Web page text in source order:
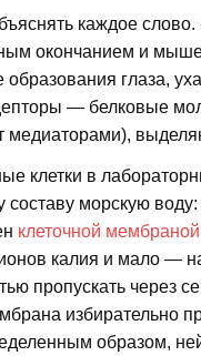
каждое
окончанием и
глаза,
— белковые
медиаторами),
клетки в
морскую
клеточной мембраной
калия и мало —
пропускать через
избирательно
образом,